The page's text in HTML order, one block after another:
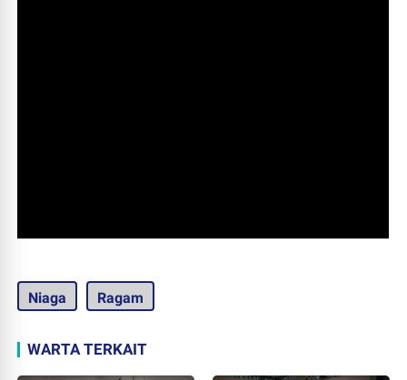
Niaga Ragam
WARTA TERKAIT